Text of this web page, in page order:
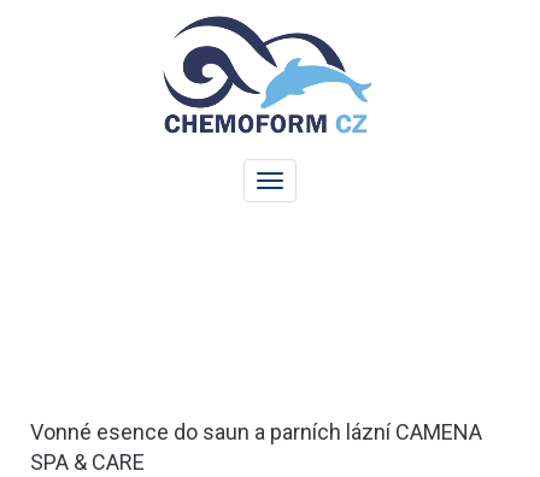
Vonné esence do saun a parních lázní CAMENA
SPA & CARE